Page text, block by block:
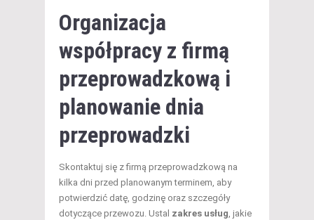
Organizacja
współpracy z firmą
przeprowadzkową i
planowanie dnia
przeprowadzki
Skontaktuj się z firmą przeprowadzkową na
kilka dni przed planowanym terminem, aby
potwierdzić datę, godzinę oraz szczegóły
dotyczące przewozu. Ustal zakres usług, jakie